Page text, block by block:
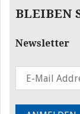
BLEIBEN
Newsletter